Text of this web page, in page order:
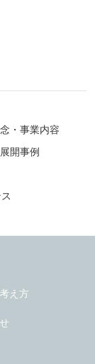
・事業内容
開事例
え方